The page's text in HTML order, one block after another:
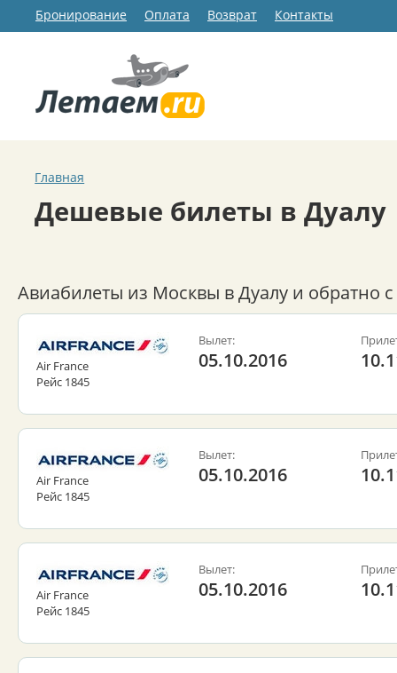
Бронирование Оплата Возврат Контакты
Главная
Дешевые билеты в Дуалу
Авиабилеты из Москвы в Дуалу и обратно
Air France
Рейс 1845
Вылет:
05.10.2016
Air France
Рейс 1845
Вылет:
05.10.2016
Air France
Рейс 1845
Вылет:
05.10.2016